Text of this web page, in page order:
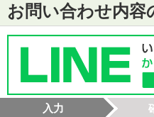
お問い合わせ内容
入力